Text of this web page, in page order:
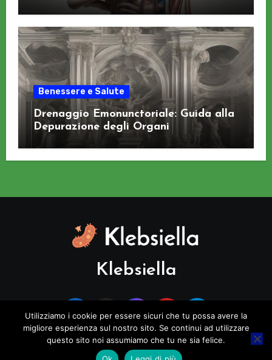
Benessere e Salute
Drenaggio Emonunctoriale: Guida alla
Depurazione degli Organi
Klebsiella
Utilizziamo i cookie per essere sicuri che tu possa avere la
migliore esperienza sul nostro sito. Se continui ad utilizzare
questo sito noi assumiamo che tu ne sia felice.